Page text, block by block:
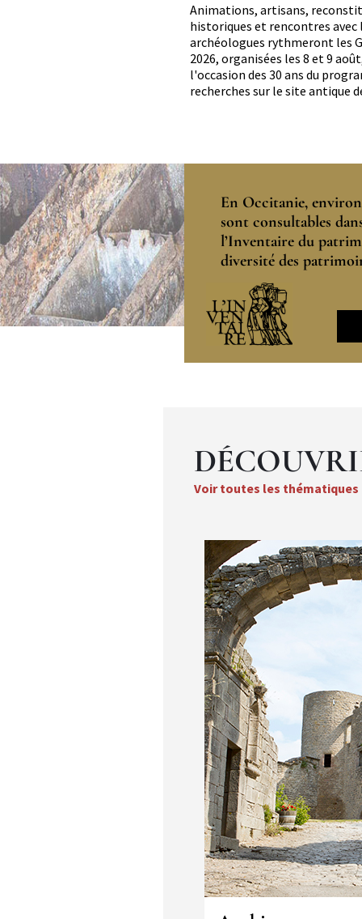
Résumé
Animations, artisans,
historiques et rencontres avec
archéologues rythmeront les
2026, organisées les 8 et 9
l'occasion des 30 ans du
recherches sur le site antique
En Occitanie,
sont consultables
l’Inventaire du
diversité des
background-
image
image
Voir toutes les thématiques
Vignette